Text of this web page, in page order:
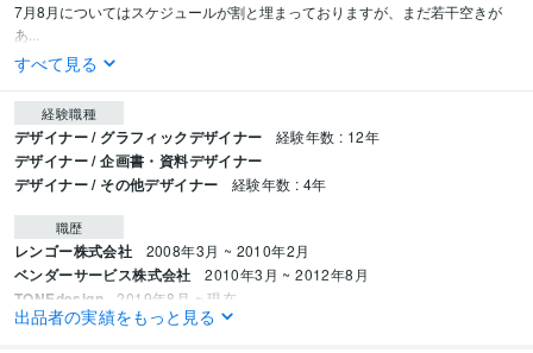
7月8月についてはスケジュールが割と埋まっておりますが、まだ若干空きが
あ...
すべて見る
経験職種
デザイナー / グラフィックデザイナー 経験年数 : 12年
デザイナー / 企画書・資料デザイナー
デザイナー / その他デザイナー
経験年数 : 4年
職歴
レンゴー株式会社 2008年3月 ~ 2010年2月
ベンダーサービス株式会社 2010年3月 ~ 2012年8月
TONEdesign 2019年8月 ~ 現在
出品者の実績をもっと見る